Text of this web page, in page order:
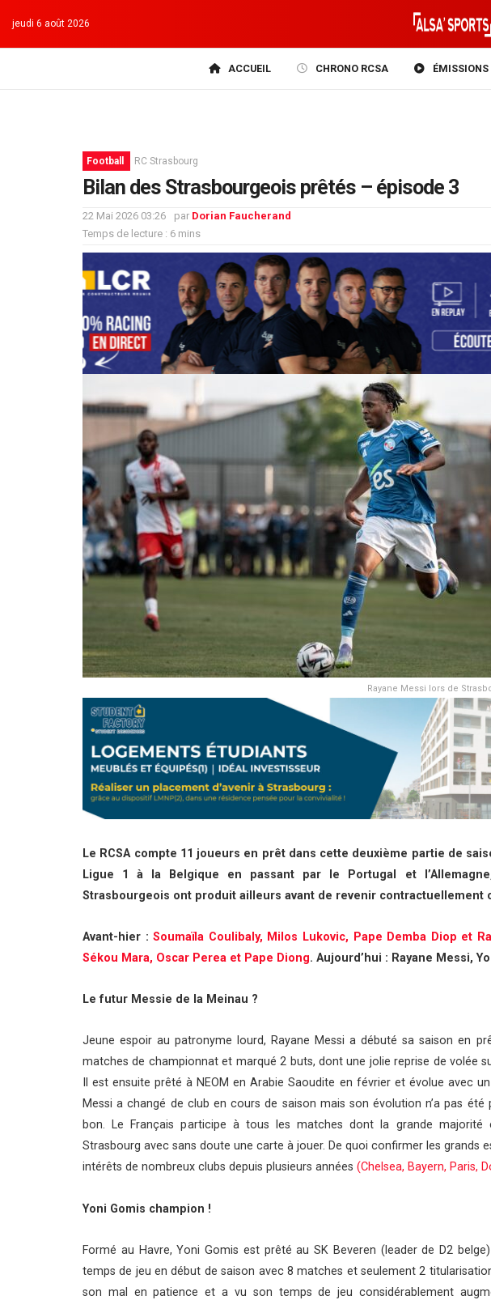
jeudi 6 août 2026
ACCUEIL CHRONO RCSA ÉMISSIONS
Football RC Strasbourg
Bilan des Strasbourgeois prêtés – épisode 3
22 Mai 2026 03:26 par Dorian Faucherand
Temps de lecture : 6 mins
Rayane Messi lors de
Le RCSA compte 11 joueurs en prêt dans cette deuxième partie de
Ligue 1 à la Belgique en passant par le Portugal et
Strasbourgeois ont produit ailleurs avant de revenir contractuellement
Avant-hier :Soumaïla Coulibaly, Milos Lukovic, Pape Demba Diop et
Sékou Mara, Oscar Perea et Pape Diong. Aujourd’hui : Rayane Messi,
Le futur Messie de la Meinau ?
Jeune espoir au patronyme lourd, Rayane Messi a débuté sa saison en
matches de championnat et marqué 2 buts, dont une jolie reprise de volée
Il est ensuite prêté à NEOM en Arabie Saoudite en février et évolue avec
Messi a changé de club en cours de saison mais son évolution n’a pas
bon. Le Français participe à tous les matches dont la grande
Strasbourg avec sans doute une carte à jouer. De quoi confirmer les grands
intérêts de nombreux clubs depuis plusieurs années (Chelsea, Bayern, Paris,
Yoni Gomis champion !
Formé au Havre, Yoni Gomis est prêté au SK Beveren (leader de D2
temps de jeu en début de saison avec 8 matches et seulement 2
son mal en patience et a vu son temps de jeu considérablement